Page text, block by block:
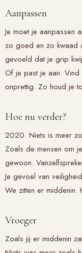
Aanpassen
Je moet je aanpassen
zo goed en zo kwaad
gevoeld dat je grip
Of je past je aan. Vind
onprettig. Zo houd je
Hoe nu verder?
2020. Niets is meer
Zoals de mensen om
gewoon.
Je gevoel van
We zitten er
Vroeger
Zoals jij er middenin